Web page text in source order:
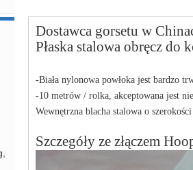
Dostawca gorsetu w
Płaska stalowa obręcz do
-Biała nylonowa powłoka jest bardzo
-10 metrów / rolka, akceptowana jest
Wewnętrzna blacha stalowa o
Szczegóły ze złączem